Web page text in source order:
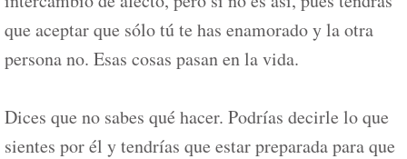
que aceptar que sólo tú te has enamorado y la otra
persona no. Esas cosas pasan en la vida.
Dices que no sabes qué hacer. Podrías decirle lo que
sientes por él y tendrías que estar preparada para que